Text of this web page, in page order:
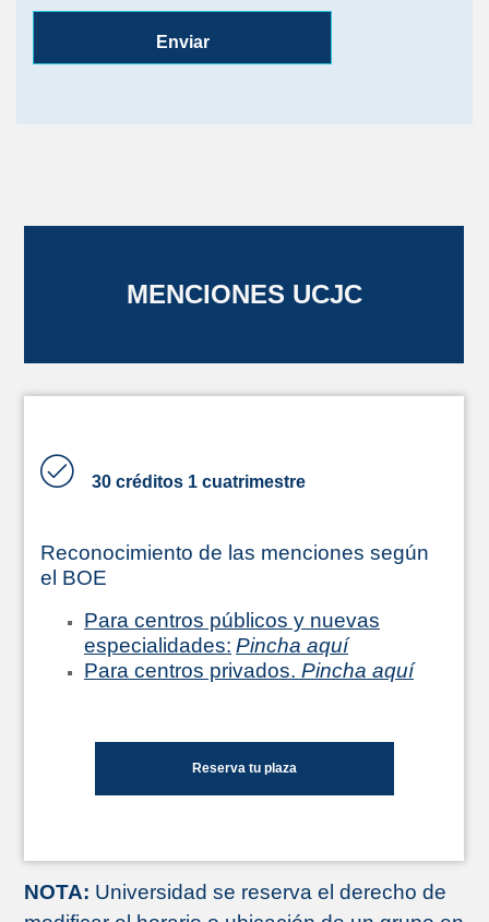
Enviar
MENCIONES UCJC
30 créditos 1 cuatrimestre
Reconocimiento de las menciones según
el BOE
Para centros públicos y nuevas
especialidades: Pincha aquí
Para centros privados. Pincha aquí
Reserva tu plaza
NOTA: Universidad se reserva el derecho de